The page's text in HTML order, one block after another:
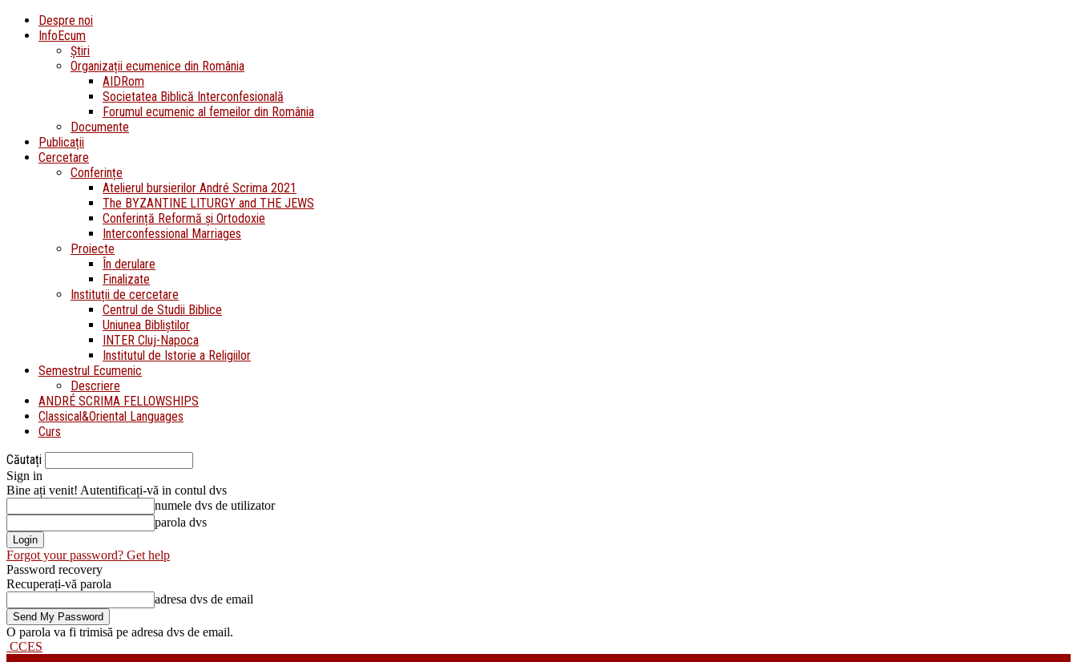
Despre noi
InfoEcum
Știri
Organizații ecumenice din România
AIDRom
Societatea Biblică Interconfesională
Forumul ecumenic al femeilor din România
Documente
Publicații
Cercetare
Conferințe
Atelierul bursierilor André Scrima 2021
The BYZANTINE LITURGY and THE JEWS
Conferință Reformă și Ortodoxie
Interconfessional Marriages
Proiecte
În derulare
Finalizate
Instituții de cercetare
Centrul de Studii Biblice
Uniunea Bibliștilor
INTER Cluj-Napoca
Institutul de Istorie a Religiilor
Semestrul Ecumenic
Descriere
ANDRÉ SCRIMA FELLOWSHIPS
Classical&Oriental Languages
Curs
Căutați
Sign in
Bine ați venit! Autentificați-vă in contul dvs
numele dvs de utilizator
parola dvs
Forgot your password? Get help
Password recovery
Recuperați-vă parola
adresa dvs de email
O parola va fi trimisă pe adresa dvs de email.
CCES